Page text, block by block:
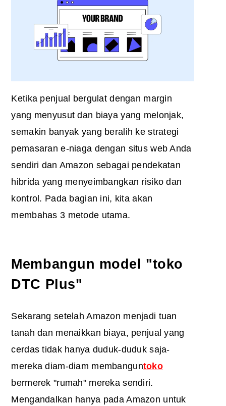
Ketika penjual bergulat dengan margin
yang menyusut dan biaya yang melonjak,
semakin banyak yang beralih kestrategi
pemasaran e-niaga dengan situs web Anda
sendiri dan Amazon sebagai pendekatan
hibrida yang menyeimbangkan risiko dan
kontrol. Pada bagian ini, kita akan
membahas 3 metode utama.
Membangun model "toko
DTC Plus"
Sekarang setelah Amazon menjadi tuan
tanah dan menaikkan biaya, penjual yang
cerdas tidak hanya duduk-duduk saja-
mereka diam-diam membanguntoko
bermerek "rumah" mereka sendiri.
Mengandalkan hanya pada Amazon untuk